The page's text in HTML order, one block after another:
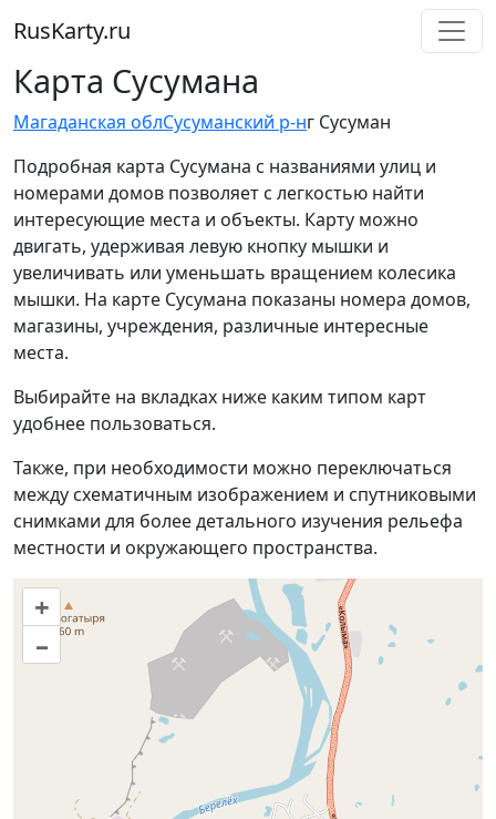
RusKarty.ru
Карта Сусумана
Магаданская облСусуманский р-нг Сусуман
Подробная карта Сусумана с названиями улиц и
номерами домов позволяет с легкостью найти
интересующие места и объекты. Карту можно
двигать, удерживая левую кнопку мышки и
увеличивать или уменьшать вращением колесика
мышки. На карте Сусумана показаны номера домов,
магазины, учреждения, различные интересные
места.
Выбирайте на вкладках ниже каким типом карт
удобнее пользоваться.
Также, при необходимости можно переключаться
между схематичным изображением и спутниковыми
снимками для более детального изучения рельефа
местности и окружающего пространства.
+
–